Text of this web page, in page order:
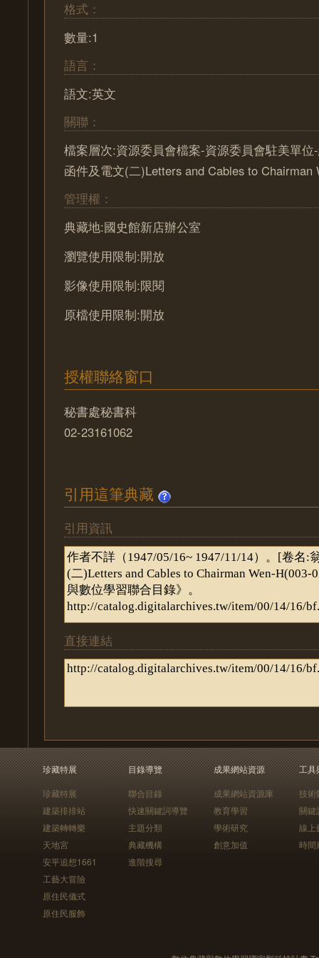
格式：
數量:1
語言：
語文:英文
關聯：
檔案層次:資源委員會檔案-資源委員會駐美單
函件及電文(二)Letters and Cables to Chairman
管理權：
典藏地:國史館新店辦公室
瀏覽使用限制:開放
影像使用限制:限閱
原檔使用限制:開放
授權聯絡窗口
秘書處秘書科
02-23161062
引用這筆典藏
引用資訊
直接連結
珍藏特展
珍藏特展
建築排排站
建築轉轉樂
天地宮
安平追想1661
工藝大冒險
原住民儀式
原住民服飾
目錄導覽
聯合目錄
快速關鍵詞導覽
主題分類
典藏機構
進階搜尋
成果網站資源
成果網站資源庫
教育學習
學術研究
創意加值
工具
技術
關鍵
線上
時間